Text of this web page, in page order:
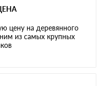
цену на деревянного
из самых крупных